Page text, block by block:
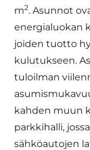
m2. Asunnot
energialuokan
joiden tuotto
kulutukseen.
tuloilman
kahden muun
parkkihalli,
sähköautojen